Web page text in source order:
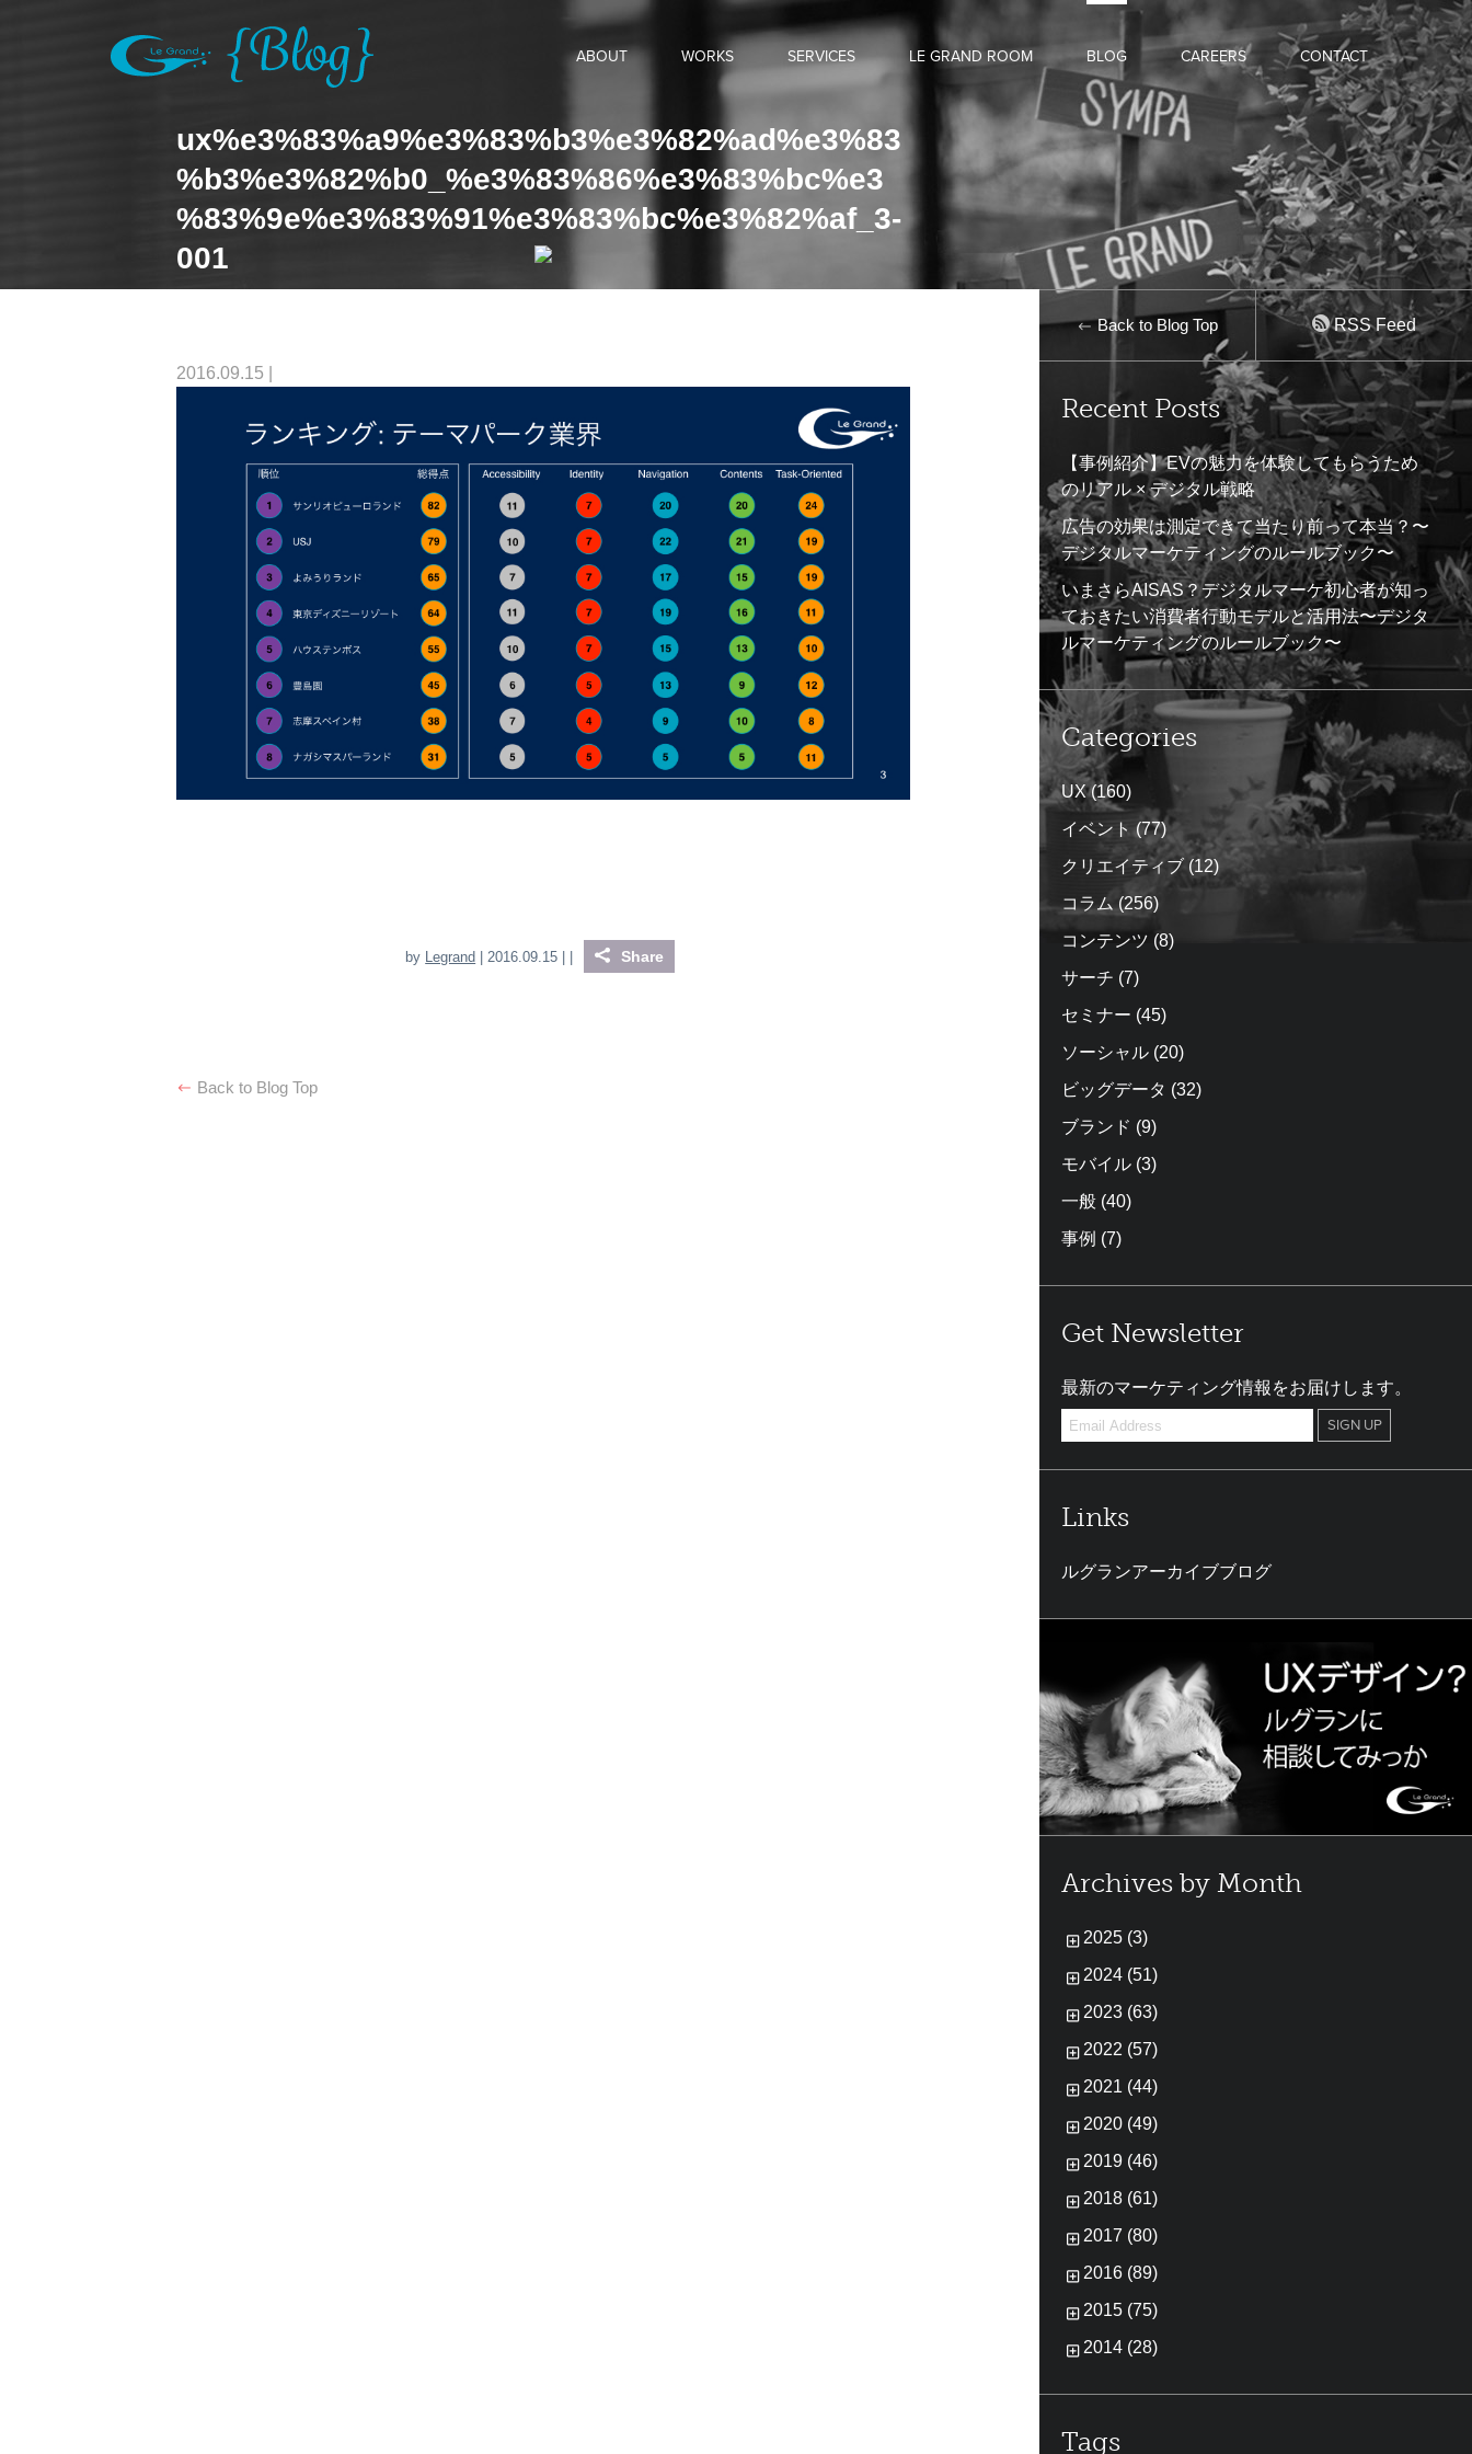
ABOUT WORKS SERVICES LE GRAND ROOM BLOG CAREERS CONTACT
ux%e3%83%a9%e3%83%b3%e3%82%ad%e3%83
%b3%e3%82%b0_%e3%83%86%e3%83%bc%e3
%83%9e%e3%83%91%e3%83%bc%e3%82%af_3-
001
2016.09.15
by Legrand | 2016.09.15 | | Share
Back to Blog Top
Back to Blog Top RSS Feed
Recent Posts
【事例紹介】EVの魅力を体験してもらうため
のリアル × デジタル戦略
広告の効果は測定できて当たり前って本当？〜
デジタルマーケティングのルールブック〜
いまさらAISAS？デジタルマーケ初心者が知っ
ておきたい消費者行動モデルと活用法〜デジタ
ルマーケティングのルールブック〜
Categories
UX(160)
イベント(77)
クリエイティブ(12)
コラム (256)
コンテンツ (8)
サーチ (7)
セミナー (45)
ソーシャル (20)
ビッグデータ (32)
ブランド (9)
モバイル (3)
一般 (40)
事例 (7)
Get Newsletter
最新のマーケティング情報をお届けします。
Links
ルグランアーカイブブログ
Archives by Month
2025 (3)
2024 (51)
2023 (63)
2022 (57)
2021 (44)
2020 (49)
2019 (46)
2018 (61)
2017 (80)
2016 (89)
2015 (75)
2014 (28)
Tags